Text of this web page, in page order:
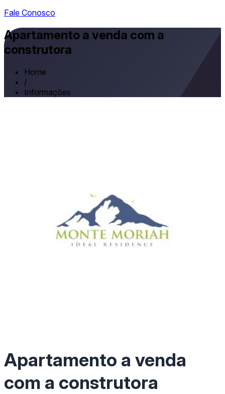
Fale Conosco
Apartamento a venda com a
construtora
Home
/
Informações
Apartamento a venda
com a construtora